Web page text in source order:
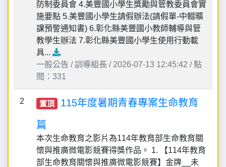
防制委員會 4.美豐國小學生獎勵與管教委員會實
施要點 5.美豐國小學生請假辦法(請假單-中輟曠
課預警通知書) 6.彰化縣美豐國小教師輔導與管
教學生辦法 7.彰化縣美豐國小學生使用行動載
具...
一般公告 / 訓導組長 / 2026-07-13 12:45:42 / 點
閱：331
2 置頂
115年度暑期青春專案生命教育
篇
本次生命教育之影片為114年教育部生命教育關
懷與推廣微電影競賽得獎作品。 1. 【114年教育
部生命教育關懷與推廣微電影競賽】金牌__未